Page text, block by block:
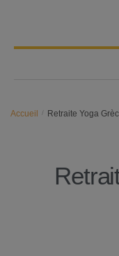
Accueil / Retraite Yoga